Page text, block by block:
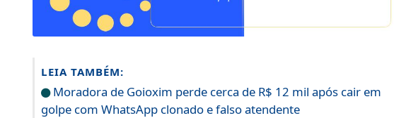
LEIA TAMBÉM:
Moradora de Goioxim perde cerca de R$ 12 mil após cair em
golpe com WhatsApp clonado e falso atendente